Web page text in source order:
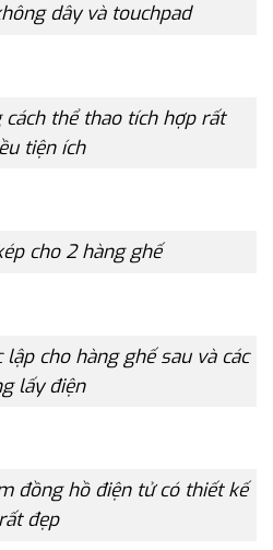
dây và touchpad
thể thao tích hợp rất
tiện ích
cho 2 hàng ghế
cho hàng ghế sau và các
lấy điện
đồng hồ điện tử có thiết kế
rất đẹp